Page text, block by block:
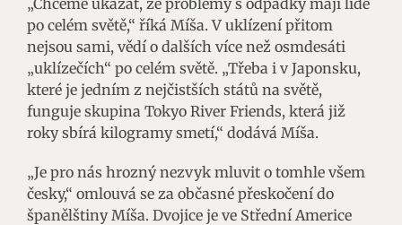
po celém světě,“ říká Míša. V uklízení přitom
nejsou sami, vědí o dalších více než osmdesáti
„uklízečích“ po celém světě. „Třeba i v Japonsku,
které je jedním z nejčistších států na světě,
funguje skupina Tokyo River Friends, která již
roky sbírá kilogramy smetí,“ dodává Míša.
„Je pro nás hrozný nezvyk mluvit o tomhle všem
česky,“ omlouvá se za občasné přeskočení do
španělštiny Míša. Dvojice je ve Střední Americe